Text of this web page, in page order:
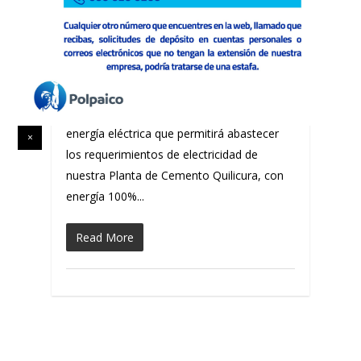
Cementos BSA estableció un
acuerdo comercial con Engie
Noticias
Cementos BSA estableció un acuerdo
energía eléctrica que permitirá abastecer
los requerimientos de electricidad de
nuestra Planta de Cemento Quilicura, con
energía 100%...
Read More